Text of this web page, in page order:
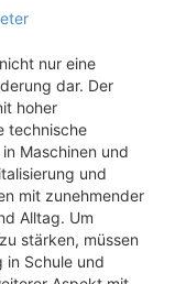
nur eine
dar. Der
hoher
technische
Maschinen und
und
mit zunehmender
Alltag. Um
stärken, müssen
in Schule und